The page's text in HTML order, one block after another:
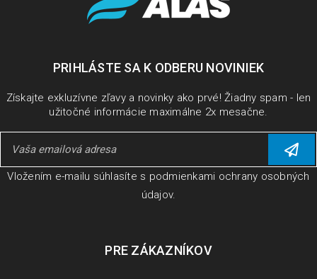
PRIHLÁSTE SA K ODBERU NOVINIEK
Získajte exkluzívne zľavy a novinky ako prvé! Žiadny spam - len
užitočné informácie maximálne 2x mesačne.
Vložením e-mailu súhlasíte s podmienkami ochrany osobných
údajov.
PRE ZÁKAZNÍKOV